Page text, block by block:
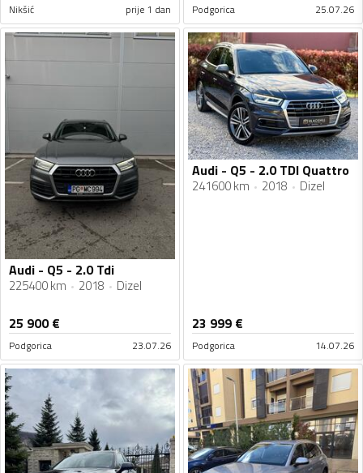
Nikšić prije 1 dan Podgorica 25.07.26
Audi - Q5 - 2.0 Tdi
225400 km 2018 Dizel
25 900€
Podgorica 23.07.26
Audi - Q5 - 2.0 TDI Quattro
241600 km 2018 Dizel
23 999 €
Podgorica 14.07.26